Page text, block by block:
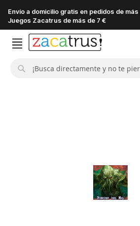
Envío a domicilio gratis en pedidos de más
Juegos Zacatrus de más de 7 €